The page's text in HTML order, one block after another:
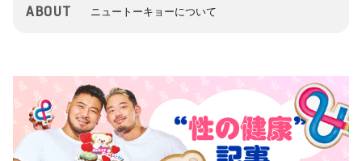
ABOUT ニュートーキョーについて